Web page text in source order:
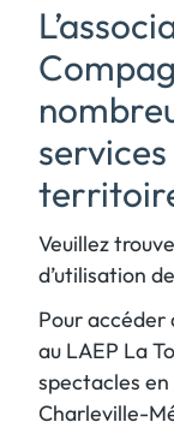
Veuillez
d’utilisation
Pour accéder
au LAEP La
spectacles
Charleville-